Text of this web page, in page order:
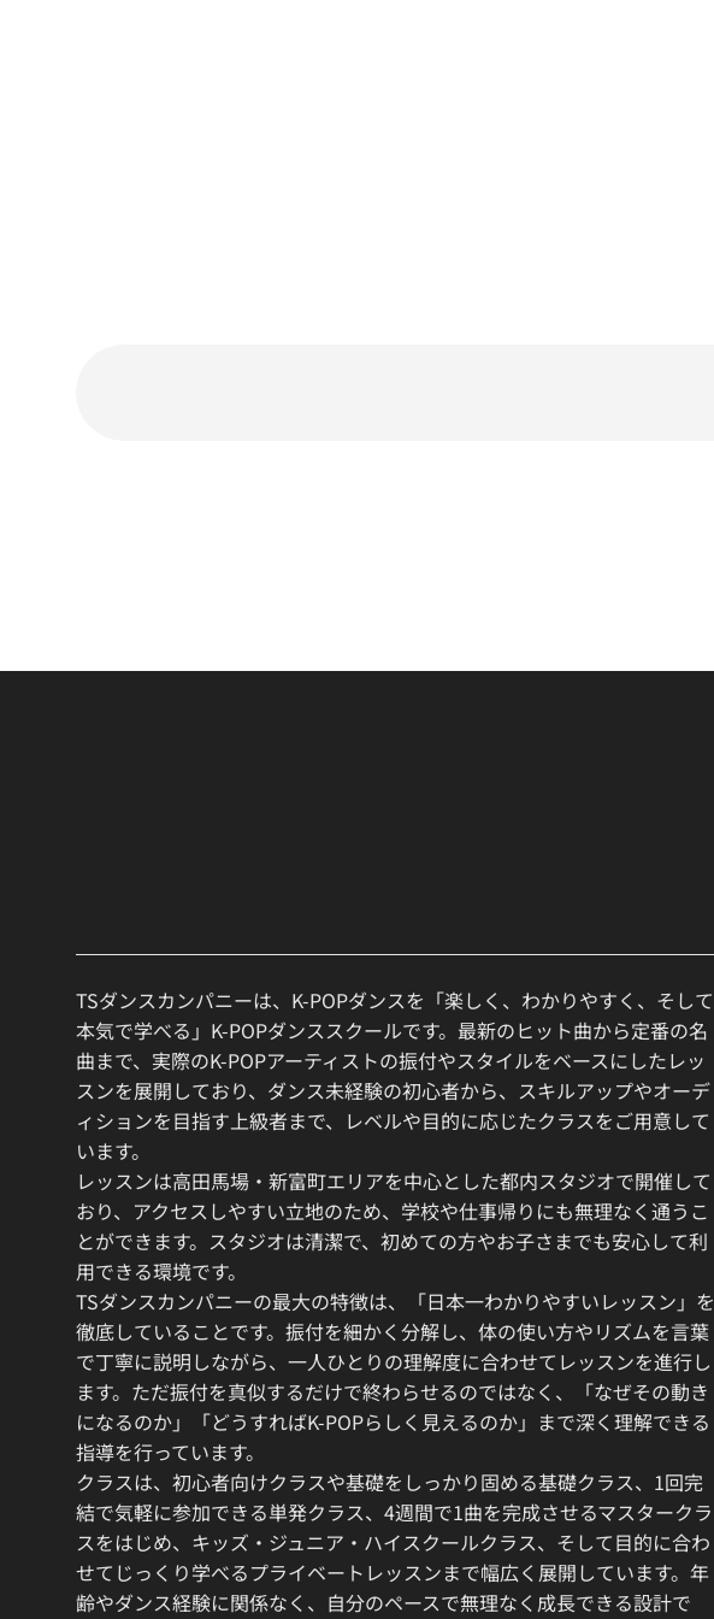
TSダンスカンパニーは、K-POPダンスを「楽しく、わかりやすく、そして
本気で学べる」K-POPダンススクールです。最新のヒット曲から定番の名
曲まで、実際のK-POPアーティストの振付やスタイルをベースにしたレッ
スンを展開しており、ダンス未経験の初心者から、スキルアップやオーデ
ィションを目指す上級者まで、レベルや目的に応じたクラスをご用意して
います。
レッスンは高田馬場・新富町エリアを中心とした都内スタジオで開催して
おり、アクセスしやすい立地のため、学校や仕事帰りにも無理なく通うこ
とができます。スタジオは清潔で、初めての方やお子さまでも安心して利
用できる環境です。
TSダンスカンパニーの最大の特徴は、「日本一わかりやすいレッスン」を
徹底していることです。振付を細かく分解し、体の使い方やリズムを言葉
で丁寧に説明しながら、一人ひとりの理解度に合わせてレッスンを進行し
ます。ただ振付を真似するだけで終わらせるのではなく、「なぜその動き
になるのか」「どうすればK-POPらしく見えるのか」まで深く理解できる
指導を行っています。
クラスは、初心者向けクラスや基礎をしっかり固める基礎クラス、1回完
結で気軽に参加できる単発クラス、4週間で1曲を完成させるマスタークラ
スをはじめ、キッズ・ジュニア・ハイスクールクラス、そして目的に合わ
せてじっくり学べるプライベートレッスンまで幅広く展開しています。年
齢やダンス経験に関係なく、自分のペースで無理なく成長できる設計で